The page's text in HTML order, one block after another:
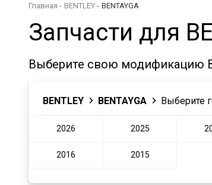
Главная BENTLEY BENTAYGA
Запчасти для
Выберите свою модификацию
BENTLEY BENTAYGA Выберите
2026 2025
2016 2015